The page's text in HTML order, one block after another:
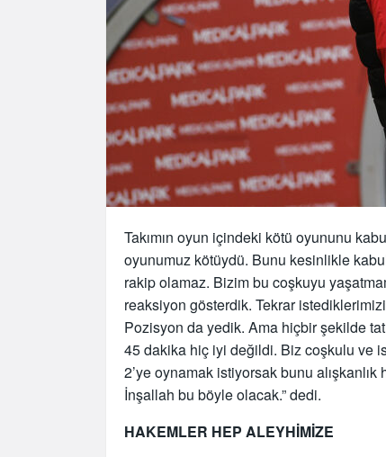
Takımın oyun içindeki kötü oyununu
oyunumuz kötüydü. Bunu kesinlikle
rakip olamaz. Bizim bu coşkuyu
reaksiyon gösterdik. Tekrar
Pozisyon da yedik. Ama hiçbir şekilde
45 dakika hiç iyi değildi. Biz coşkulu ve
2’ye oynamak istiyorsak bunu
İnşallah bu böyle olacak.” dedi.
HAKEMLER HEP ALEYHİMİZE